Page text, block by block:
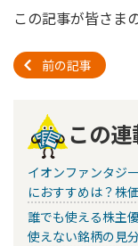
この記事が皆さま
前の記事
この
イオンファンタジ
におすすめは？株
誰でも使える株主
使えない銘柄の見